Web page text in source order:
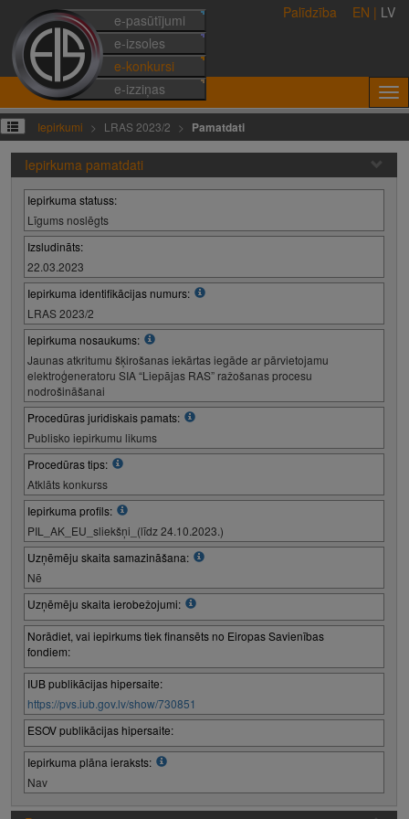
e-pasūtījumi
e-izsoles
e-konkursi
e-izziņas
Palīdzība EN | LV
Iepirkumi LRAS 2023/2 Pamatdati
Iepirkuma pamatdati
Iepirkuma statuss:
Līgums noslēgts
Izsludināts:
22.03.2023
Iepirkuma identifikācijas numurs:
LRAS 2023/2
Iepirkuma nosaukums:
Jaunas atkritumu šķirošanas iekārtas iegāde ar pārvietojamu
elektroģeneratoru SIA “Liepājas RAS” ražošanas procesu
nodrošināšanai
Procedūras juridiskais pamats:
Publisko iepirkumu likums
Procedūras tips:
Atklāts konkurss
Iepirkuma profils:
PIL_AK_EU_sliekšņi_(līdz 24.10.2023.)
Uzņēmēju skaita samazināšana:
Nē
Uzņēmēju skaita ierobežojumi:
Norādiet, vai iepirkums tiek finansēts no Eiropas Savienības
fondiem:
IUB publikācijas hipersaite:
https://pvs.iub.gov.lv/show/730851
ESOV publikācijas hipersaite:
Iepirkuma plāna ieraksts:
Nav